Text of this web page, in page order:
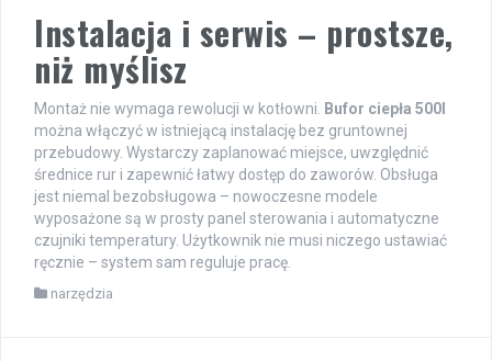
Instalacja i serwis – prostsze,
niż myślisz
Montaż nie wymaga rewolucji w kotłowni. Bufor ciepła 500l
można włączyć w istniejącą instalację bez gruntownej
przebudowy. Wystarczy zaplanować miejsce, uwzględnić
średnice rur i zapewnić łatwy dostęp do zaworów. Obsługa
jest niemal bezobsługowa – nowoczesne modele
wyposażone są w prosty panel sterowania i automatyczne
czujniki temperatury. Użytkownik nie musi niczego ustawiać
ręcznie – system sam reguluje pracę.
narzędzia